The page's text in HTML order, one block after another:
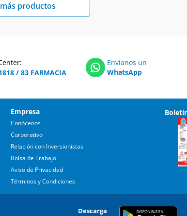
productos
/ 83 FARMACIA
Envíanos un
WhatsApp
Empresa
Conócenos
Corporativo
Relación con Inversionistas
Bolsa de Trabajo
Aviso de Privacidad
Términos y Condiciones
Descarga